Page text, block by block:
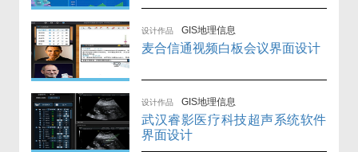
设计作品 GIS地理信息
麦合信通视频白板会议界面设计
设计作品 GIS地理信息
武汉睿影医疗科技超声系统软件
界面设计